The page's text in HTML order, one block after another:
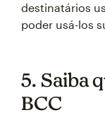
destinatários
poder usá-los
5. Saiba
BCC